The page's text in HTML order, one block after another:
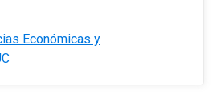
Económicas y